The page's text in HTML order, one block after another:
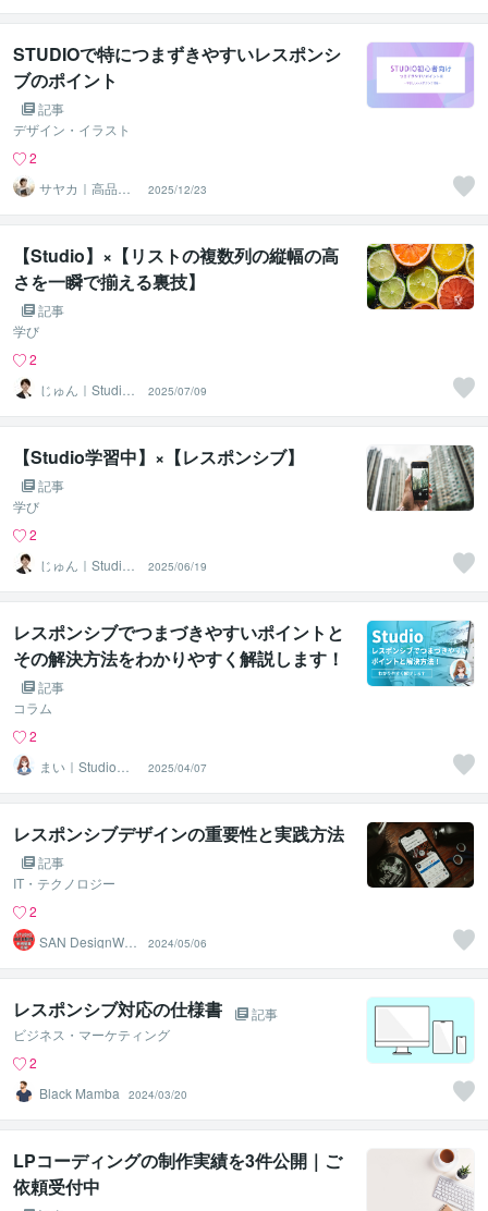
STUDIOで特につまずきやすいレスポンシ
ブのポイント
記事
デザイン・イラスト
2
サヤカ｜高品質
で丁寧HP制作
2025/12/23
【Studio】×【リストの複数列の縦幅の高
さを一瞬で揃える裏技】
記事
学び
2
じゅん｜Studio
ホームページ制
作
2025/07/09
【Studio学習中】×【レスポンシブ】
記事
学び
2
じゅん｜Studio
ホームページ制
作
2025/06/19
レスポンシブでつまづきやすいポイントと
その解決方法をわかりやすく解説します！
｜初心者でも扱いやすいホームページ作成
ツールStudio
記事
コラム
2
まい｜Studio専
門・ホームペー
ジ制作
2025/04/07
レスポンシブデザインの重要性と実践方法
記事
IT・テクノロジー
2
SAN DesignWeb
2024/05/06
レスポンシブ対応の仕様書
記事
ビジネス・マーケティング
2
Black Mamba
2024/03/20
LPコーディングの制作実績を3件公開｜ご
依頼受付中